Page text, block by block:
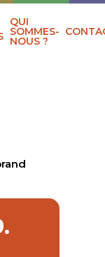
QUI
SOMMES-
NOUS ?